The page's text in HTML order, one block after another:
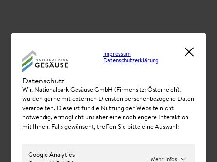
Datenschutz
Impressum
Datenschutzerklärung
Wir, Nationalpark Gesäuse GmbH (Firmensitz: Österreich),
würden gerne mit externen Diensten personenbezogene Daten
verarbeiten. Diese ist für die Nutzung der Website nicht
notwendig, ermöglicht uns aber eine noch engere Interaktion
mit Ihnen. Falls gewünscht, treffen Sie bitte eine Auswahl:
Google Analytics
Mehr Infos